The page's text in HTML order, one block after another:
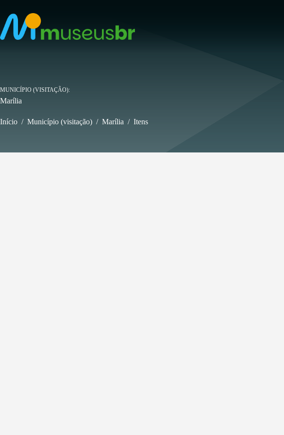
para
conteúdo
MUNICÍPIO (VISITAÇÃO)
Marília
Início / Município (visitação) / Marília / Itens